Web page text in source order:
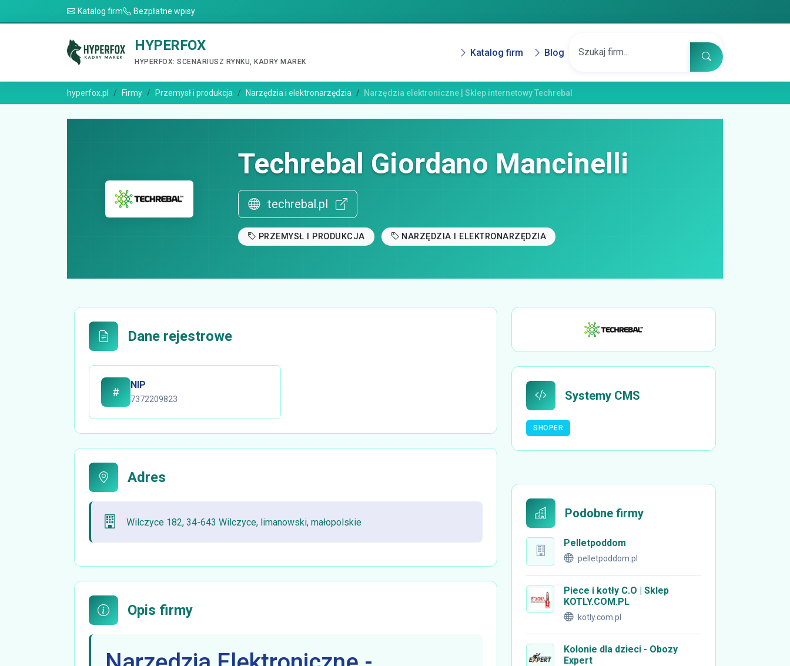
Katalog firm Bezpłatne wpisy
HYPERFOX
HYPERFOX: SCENARIUSZ RYNKU, KADRY MAREK
Katalog firm Blog
hyperfox.pl Firmy Przemysł i produkcja Narzędzia i elektronarzędzia Narzędzia elektroniczne | Sklep internetowy Techrebal
Techrebal Giordano Mancinelli
techrebal.pl
PRZEMYSŁ I PRODUKCJA NARZĘDZIA I ELEKTRONARZĘDZIA
Dane rejestrowe
NIP
7372209823
Adres
Wilczyce 182, 34-643 Wilczyce, limanowski, małopolskie
Opis firmy
Systemy CMS
SHOPER
Podobne firmy
Pelletpoddom
pelletpoddom.pl
Piece i kotły C.O | Sklep
KOTLY.COM.PL
kotly.com.pl
Kolonie dla dzieci - Obozy
Expert